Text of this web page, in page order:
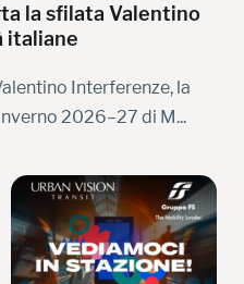
la sfilata Valentino
italiane
Interferenze, la
2026–27 di M...